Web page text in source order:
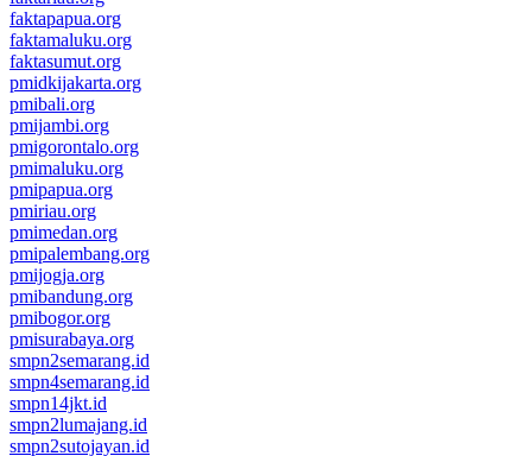
faktapapua.org
faktamaluku.org
faktasumut.org
pmidkijakarta.org
pmibali.org
pmijambi.org
pmigorontalo.org
pmimaluku.org
pmipapua.org
pmiriau.org
pmimedan.org
pmipalembang.org
pmijogja.org
pmibandung.org
pmibogor.org
pmisurabaya.org
smpn2semarang.id
smpn4semarang.id
smpn14jkt.id
smpn2lumajang.id
smpn2sutojayan.id